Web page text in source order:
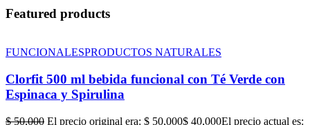
Featured products
FUNCIONALESPRODUCTOS NATURALES
Clorfit 500 ml bebida funcional con Té Verde con
Espinaca y Spirulina
$50,000 El precio original era: $ 50,000$ 40,000El precio actual es: